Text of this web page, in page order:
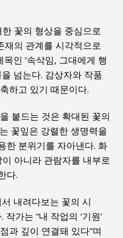
꽃의 형상을 중심으로
재의 관계를 시각적으로
인 ‘속삭임, 그대에게 행
넘는다. 감상자와 작품
하고 있기 때문이다.
붙드는 것은 확대된 꽃의
꽃잎은 강렬한 생명력을
한 분위기를 자아낸다. 화
아니라 관람자를 내부로
다.
내려다보는 꽃의 시
가는 “내 작업의 ‘기원’
과 깊이 연결돼 있다”며